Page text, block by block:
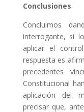
Conclusiones
Concluimos
interrogante, si
aplicar el
respuesta es
precedentes
Constitucional
aplicación del
precisar que,